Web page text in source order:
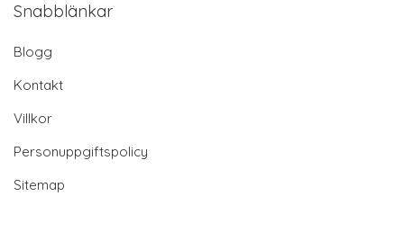
Snabblänkar
Blogg
Kontakt
Villkor
Personuppgiftspolicy
Sitemap